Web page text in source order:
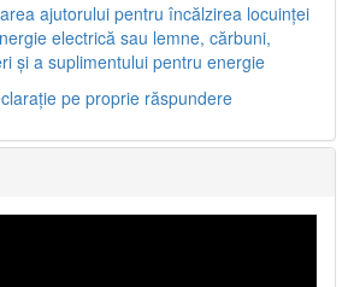
ajutorului pentru încălzirea locuinței
electrică sau lemne, cărbuni,
și a suplimentului pentru energie
pe proprie răspundere